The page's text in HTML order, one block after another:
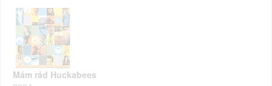
Mám rád Huckabees